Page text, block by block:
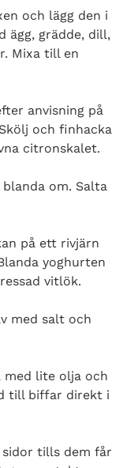
och lägg den i
ägg, grädde, dill,
Mixa till en
anvisning på
och finhacka
citronskalet.
om. Salta
på ett rivjärn
yoghurten
vitlök.
med salt och
med lite olja och
till biffar direkt i
tills dem får